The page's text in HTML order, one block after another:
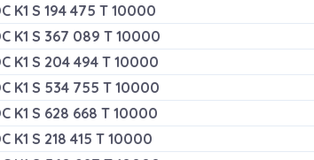
K1 S 194 475 T 10000
K1 S 367 089 T 10000
K1 S 204 494 T 10000
K1 S 534 755 T 10000
K1 S 628 668 T 10000
K1 S 218 415 T 10000